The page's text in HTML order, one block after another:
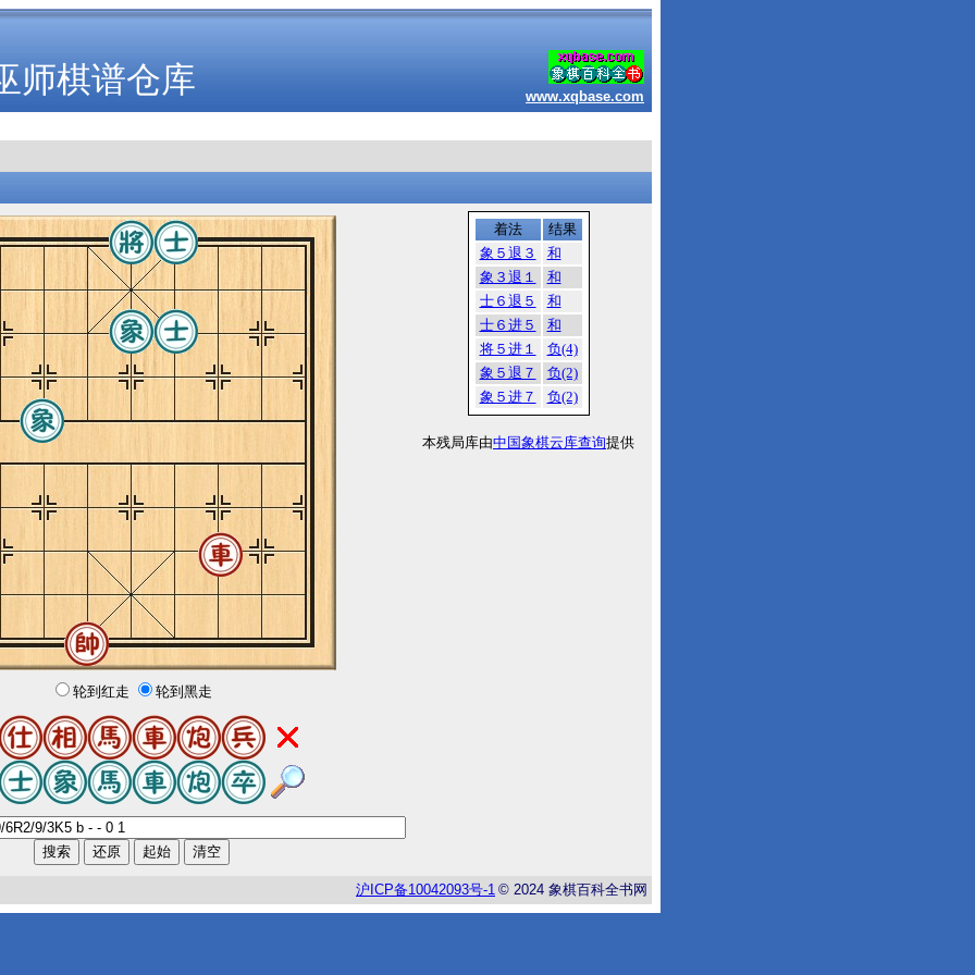
师棋谱仓库 www.xqbase.com
轮到红走 轮到黑走
着法
结果
象５退３
和
象３退１
和
士６退５
和
士６进５
和
将５进１
负(4)
象５退７
负(2)
象５进７
负(2)
本残局库由中国象棋云库查询提供
沪 ICP备10042093号-1 © 2024 象棋百科全书网